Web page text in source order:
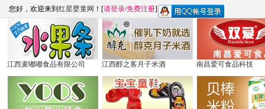
您好，欢迎来到 红星婴童网 ！[请登录/免费注册]
江西麦嘟嘟食品有限公司 江西醇之客月子米酒 南昌爱可食品科技